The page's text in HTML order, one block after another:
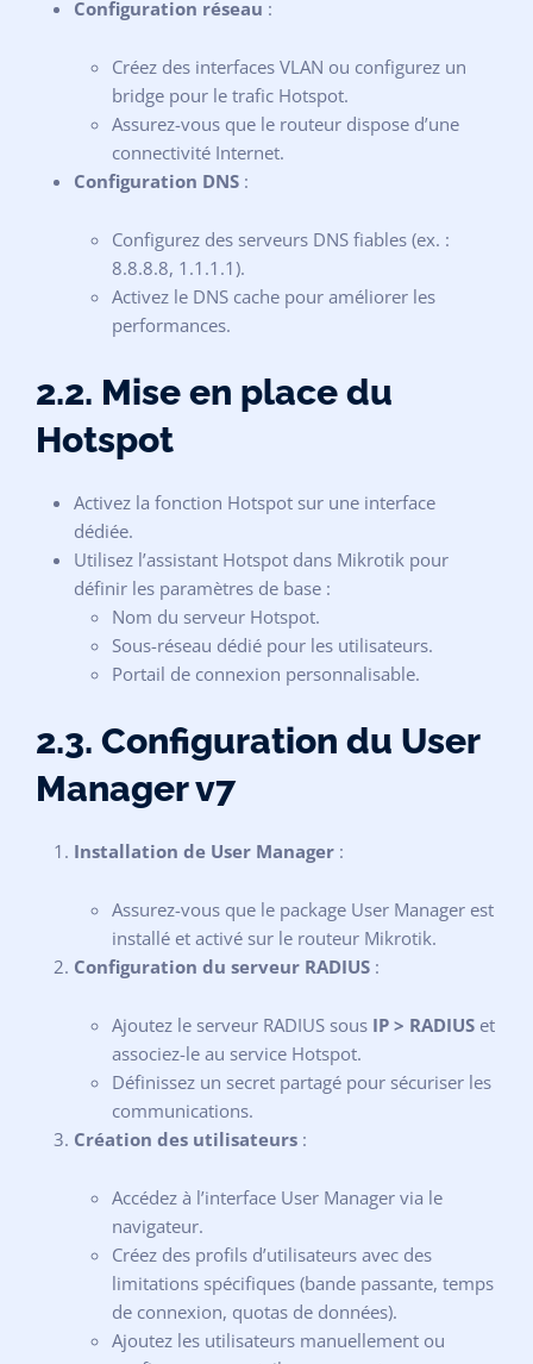
Configuration réseau :
Créez des interfaces VLAN ou configurez un
bridge pour le trafic Hotspot.
Assurez-vous que le routeur dispose d’une
connectivité Internet.
Configuration DNS :
Configurez des serveurs DNS fiables (ex. :
8.8.8.8, 1.1.1.1).
Activez le DNS cache pour améliorer les
performances.
2.2. Mise en place du
Hotspot
Activez la fonction Hotspot sur une interface
dédiée.
Utilisez l’assistant Hotspot dans Mikrotik pour
définir les paramètres de base :
Nom du serveur Hotspot.
Sous-réseau dédié pour les utilisateurs.
Portail de connexion personnalisable.
2.3. Configuration du User
Manager v7
Installation de User Manager :
Assurez-vous que le package User Manager est
installé et activé sur le routeur Mikrotik.
Configuration du serveur RADIUS :
Ajoutez le serveur RADIUS sous IP > RADIUS et
associez-le au service Hotspot.
Définissez un secret partagé pour sécuriser les
communications.
Création des utilisateurs :
Accédez à l’interface User Manager via le
navigateur.
Créez des profils d’utilisateurs avec des
limitations spécifiques (bande passante, temps
de connexion, quotas de données).
Ajoutez les utilisateurs manuellement ou